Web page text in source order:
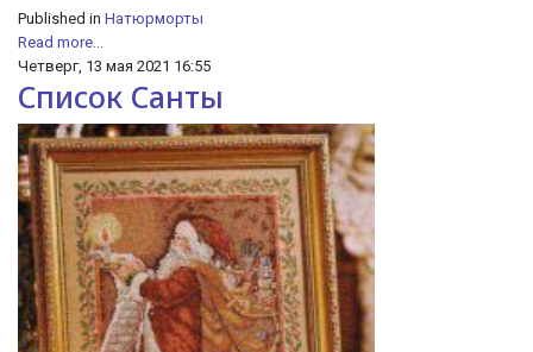
Published in Натюрморты
Read more...
Четверг, 13 мая 2021 16:55
Список Санты